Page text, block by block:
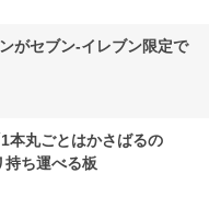
がセブン‐イレブン限定で
本丸ごとはかさばるの
ち運べる板